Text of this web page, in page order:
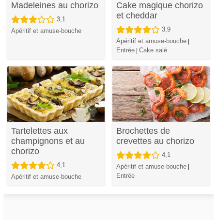
Madeleines au chorizo
3,1
Apéritif et amuse-bouche
Cake magique chorizo
et cheddar
3,9
Apéritif et amuse-bouche
Entrée Cake salé
Tartelettes aux
champignons et au
chorizo
4,1
Apéritif et amuse-bouche
Brochettes de
crevettes au chorizo
4,1
Apéritif et amuse-bouche
Entrée